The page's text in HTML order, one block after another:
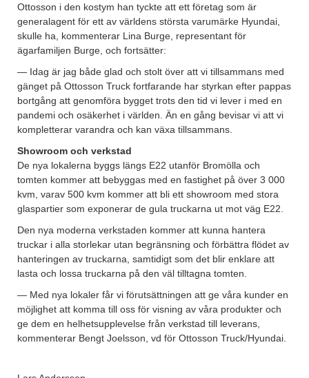
Ottosson i den kostym han tyckte att ett företag som är
generalagent för ett av världens största varumärke Hyundai,
skulle ha, kommenterar Lina Burge, representant för
ägarfamiljen Burge, och fortsätter:
— Idag är jag både glad och stolt över att vi tillsammans med
gänget på Ottosson Truck fortfarande har styrkan efter pappas
bortgång att genomföra bygget trots den tid vi lever i med en
pandemi och osäkerhet i världen. Än en gång bevisar vi att vi
kompletterar varandra och kan växa tillsammans.
Showroom och verkstad
De nya lokalerna byggs längs E22 utanför Bromölla och
tomten kommer att bebyggas med en fastighet på över 3 000
kvm, varav 500 kvm kommer att bli ett showroom med stora
glaspartier som exponerar de gula truckarna ut mot väg E22.
Den nya moderna verkstaden kommer att kunna hantera
truckar i alla storlekar utan begränsning och förbättra flödet av
hanteringen av truckarna, samtidigt som det blir enklare att
lasta och lossa truckarna på den väl tilltagna tomten.
— Med nya lokaler får vi förutsättningen att ge våra kunder en
möjlighet att komma till oss för visning av våra produkter och
ge dem en helhetsupplevelse från verkstad till leverans,
kommenterar Bengt Joelsson, vd för Ottosson Truck/Hyundai.